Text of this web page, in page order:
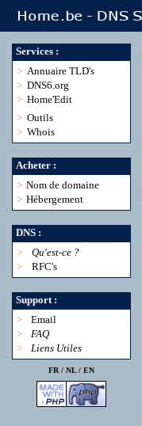
Services :
> Annuaire TLD's
> DNS6.org
> Home'Edit
> Outils
> Whois
Acheter :
> Nom de domaine
> Hébergement
DNS :
>
Qu'est-ce ?
>
RFC's
Support :
>
Email
>
FAQ
>
Liens Utiles
FR / NL/ EN